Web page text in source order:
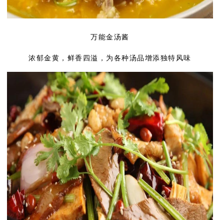
万能金汤酱
浓郁金黄，鲜香四溢，为各种汤品增添独特风味